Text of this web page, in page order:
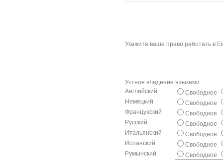
Укажите ваше право работать в
Устное владение языками
Английский
Свободное
Немецкий
Свободное
Французский
Свободное
Русский
Свободное
Итальянский
Свободное
Испанский
Свободное
Румынский
Свободное